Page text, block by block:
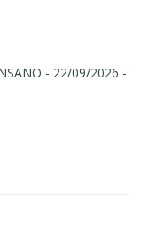
- 22/09/2026 -